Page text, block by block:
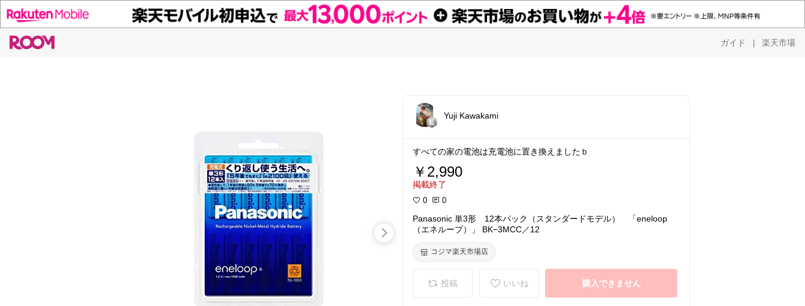
ガイド | 楽天市場
Yuji Kawakami
すべての家の電池は充電池に置き換えましたｂ
￥2,990
掲載終了
0 0
Panasonic 単3形 12本パック（スタンダードモデル） 「eneloop
（エネループ）」 BK−3MCC／12
コジマ楽天市場店
投稿 いいね 購入できません